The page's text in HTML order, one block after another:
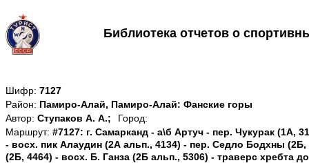
Библиотека отчетов о
Шифр: 7127
Район: Памиро-Алай, Памиро-Алай: Фанские горы
Автор: Ступаков А. А.;
Город:
Маршрут: #7127: г. Самарканд - а\б Артуч - пер. Чукурак (1А,
- восх. пик Алаудин (2А альп., 4134) - пер. Седло Бодхны
(2Б, 4464) - восх. Б. Ганза (2Б альп., 5306) - траверс хребта